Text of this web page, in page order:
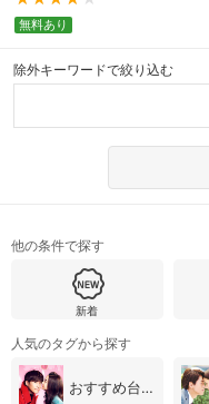
無料あり
除外キーワードで絞り込む
他の条件で探す
新着
人気のタグから探す
おすすめ台湾・中国ドラマ